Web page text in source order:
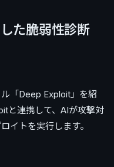
た脆弱性診断
「Deep Exploit」を紹
と連携して、AIが攻撃対
イトを実行します。